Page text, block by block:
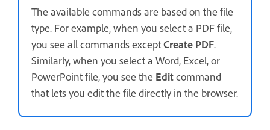
The available commands are based on the file
type. For example, when you select a PDF file,
you see all commands exceptCreate PDF.
Similarly, when you select a Word, Excel, or
PowerPoint file, you see the Editcommand
that lets you edit the file directly in the browser.